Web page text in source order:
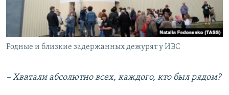
Родные и близкие задержанных дежурят у ИВС
– Хватали абсолютно всех, каждого, кто был рядом?